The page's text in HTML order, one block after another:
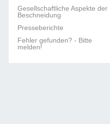
Gesellschaftliche Aspekte der
Beschneidung
Presseberichte
Fehler gefunden? - Bitte
melden!